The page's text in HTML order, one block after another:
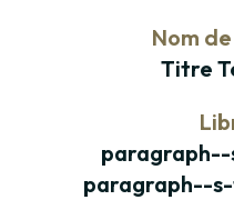
Nom
Titre
paragraph--